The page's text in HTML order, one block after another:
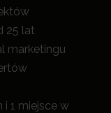
25 lat
marketingu
1 miejsce w